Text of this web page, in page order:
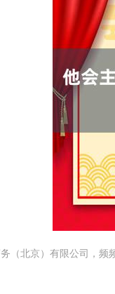
（北京）有限公司，